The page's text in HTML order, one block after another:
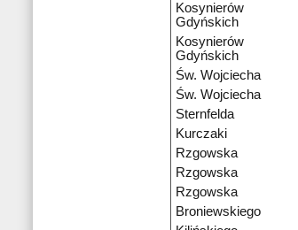
Kosynierów
Gdyńskich
Kosynierów
Gdyńskich
Św. Wojciecha
Św. Wojciecha
Sternfelda
Kurczaki
Rzgowska
Rzgowska
Rzgowska
Broniewskiego